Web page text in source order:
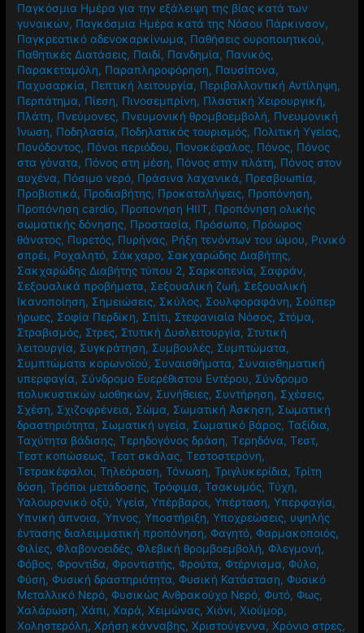
Παγκόσμια Ημέρα για την εξάλειψη της βίας κατά των
γυναικών, Παγκόσμια Ημέρα κατά της Νόσου Πάρκινσον,
Παγκρεατικό αδενοκαρκίνωμα, Παθήσεις ουροποιητικού,
Παθητικές Διατάσεις, Παιδί, Πανδημία, Πανικός,
Παρακεταμόλη, Παραπληροφόρηση, Παυσίπονα,
Παχυσαρκία, Πεπτική λειτουργία, Περιβαλλοντική Αντίληψη,
Περπάτημα, Πίεση, Πινοσεμπρίνη, Πλαστική Χειρουργική,
Πλάτη, Πνεύμονες, Πνευμονική θρομβοεμβολή, Πνευμονική
Ίνωση, Ποδηλασία, Ποδηλατικός τουρισμός, Πολιτική Υγείας,
Πονόδοντος, Πόνοι περιόδου, Πονοκέφαλος, Πόνος, Πόνος
στα γόνατα, Πόνος στη μέση, Πόνος στην πλάτη, Πόνος στον
αυχένα, Πόσιμο νερό, Πράσινα λαχανικά, Πρεσβυωπία,
Προβιοτικά, Προδιαβήτης, Προκαταλήψεις, Προπόνηση,
Προπόνηση cardio, Προπονηση HIIT, Προπόνηση ολικής
σωματικής δόνησης, Προστασία, Πρόσωπο, Πρόωρος
θάνατος, Πυρετός, Πυρήνας, Ρήξη τενόντων του ώμου, Ρινικό
σπρέι, Ροχαλητό, Σάκχαρο, Σακχαρώδης Διαβήτης,
Σακχαρώδης Διαβήτης τύπου 2, Σαρκοπενία, Σαφράν,
Σεξουαλικά προβήματα, Σεξουαλική ζωή, Σεξουαλική
Ικανοποίηση, Σημειώσεις, Σκύλος, Σουλφοραφάνη, Σούπερ
ήρωες, Σοφία Περδίκη, Σπίτι, Στεφανιαία Νόσος, Στόμα,
Στραβισμός, Στρες, Στυτική Δυσλειτουργία, Στυτική
λειτουργία, Συγκράτηση, Συμβουλές, Συμπτώματα,
Συμπτώματα κορωνοϊού, Συναισθήματα, Συναισθηματική
υπερφαγία, Σύνδρομο Ευερέθιστου Εντέρου, Σύνδρομο
πολυκυστικών ωοθηκών, Συνήθειες, Συντήρηση, Σχέσεις,
Σχέση, Σχιζοφρένεια, Σώμα, Σωματική Άσκηση, Σωματική
δραστηριότητα, Σωματική υγεία, Σωματικό βάρος,Ταξίδια,
Ταχύτητα βάδισης,Τερηδογόνος δράση,Τερηδόνα,Τεστ,
Τεστ κοπώσεως,Τεστ σκάλας,Τεστοστερόνη,
Τετρακέφαλοι,Τηλεόραση,Τόνωση,Τριγλυκερίδια,Τρίτη
δόση,Τρόποι μετάδοσης,Τρόφιμα,Τσακωμός,Τύχη,
Υαλουρονικό οξύ,Υγεία,Υπέρβαροι,Υπέρταση,Υπερφαγία,
Υπνική άπνοια,Ύπνος,Υποστήριξη,Υποχρεώσεις, υψηλής
έντασης διαλειμματική προπόνηση,Φαγητό,Φαρμακοποιός,
Φιλίες,Φλαβονοειδές,Φλεβική θρομβοεμβολή,Φλεγμονή,
Φόβος,Φροντίδα,Φροντιστής,Φρούτα,Φτέρνισμα,Φύλο,
Φύση,Φυσική δραστηριότητα,Φυσική Κατάσταση,Φυσικό
Μεταλλικό Νερό,Φυσικώς Ανθρακούχο Νερό,Φυτό,Φως,
Χαλάρωση,Χάπι,Χαρά,Χειμώνας,Χιόνι,Χιούμορ,
Χοληστερόλη,Χρήση κάνναβης,Χριστούγεννα,Χρόνιο στρες,